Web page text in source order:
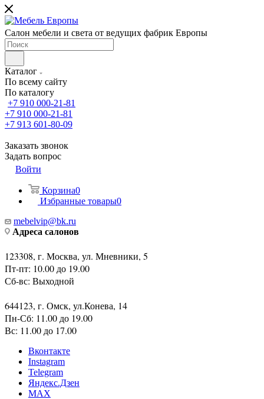
Салон мебели и света от ведущих фабрик Европы
Каталог
По всему сайту
По каталогу
+7 910 000-21-81
+7 910 000-21-81
+7 913 601-80-09
Заказать звонок
Задать вопрос
Войти
Корзина0
Избранные товары0
mebelvip@bk.ru
Адреса салонов
123308, г. Москва, ул. Мневники, 5
Пт-пт: 10.00 до 19.00
Сб-вс: Выходной
644123, г. Омск, ул.Конева, 14
Пн-Сб: 11.00 до 19.00
Вс: 11.00 до 17.00
Вконтакте
Instagram
Telegram
Яндекс.Дзен
MAX